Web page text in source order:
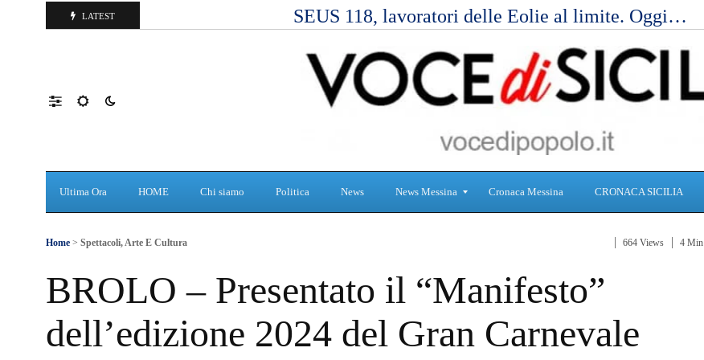
LATEST SEUS 118, lavoratori delle Eolie al limite. Oggi…
Ultima Ora HOME Chi siamo Politica News News Messina
n
i
Cronaca Messina CRONACA SICILIA
Home > Spettacoli, Arte E Cultura 664 Views 4 Min
BROLO – Presentato il “Manifesto”
dell’edizione 2024 del Gran Carnevale